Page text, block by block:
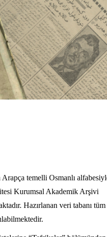
temelli Osmanlı
Kurumsal Akademik Arşivi
Hazırlanan veri tabanı tüm